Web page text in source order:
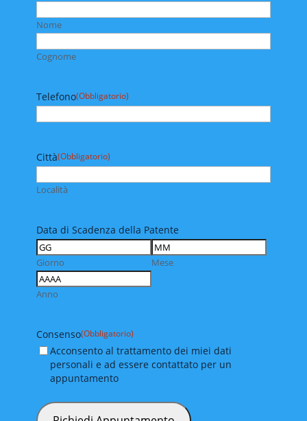
Nome
Cognome
Telefono(Obbligatorio)
Città(Obbligatorio)
Località
Data di Scadenza della Patente
Giorno Mese
Anno
Consenso(Obbligatorio)
Acconsento al trattamento dei miei dati
personali e ad essere contattato per un
appuntamento